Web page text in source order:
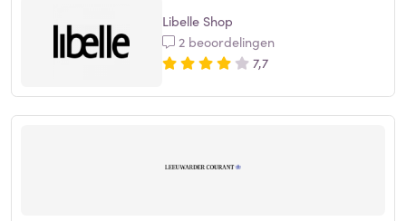
Libelle Shop
2 beoordelingen
7,7